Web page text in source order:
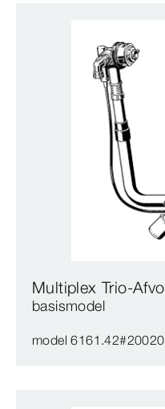
Multiplex Trio-
basismodel
model